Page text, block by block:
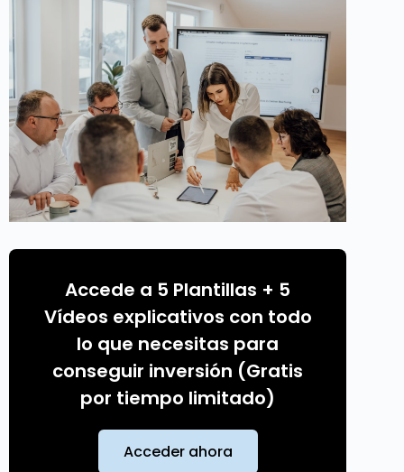
Accede a 5 Plantillas + 5
Vídeos explicativos con todo
lo que necesitas para
conseguir inversión (Gratis
por tiempo limitado)
Acceder ahora